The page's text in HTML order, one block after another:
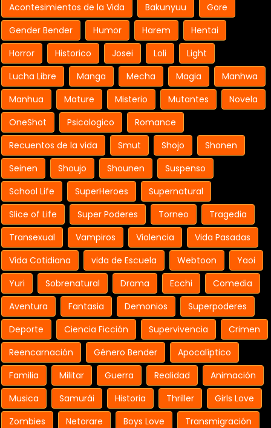
Acontesimientos de la Vida
Bakunyuu
Gore
Gender Bender
Humor Harem
Hentai
Horror
Historico Josei Loli
Light
Lucha Libre
Manga Mecha Magia
Manhwa
Manhua
Mature Misterio Mutantes
Novela
OneShot
Psicologico
Romance
Recuentos de la vida
Smut Shojo
Shonen
Seinen
Shoujo Shounen
Suspenso
School Life
SuperHeroes
Supernatural
Slice of Life
Super Poderes Torneo
Tragedia
Transexual
Vampiros Violencia
Vida Pasadas
Vida Cotidiana
vida de Escuela Webtoon
Yaoi
Yuri
Sobrenatural Drama Ecchi
Comedia
Aventura
Fantasia Demonios
Superpoderes
Deporte
Ciencia Ficción Supervivencia
Crimen
Reencarnación
Género Bender
Apocalíptico
Familia
Militar Guerra Realidad
Animación
Musica
Samurái Historia Thriller
Girls Love
Zombies
Netorare Boys Love
Transmigración